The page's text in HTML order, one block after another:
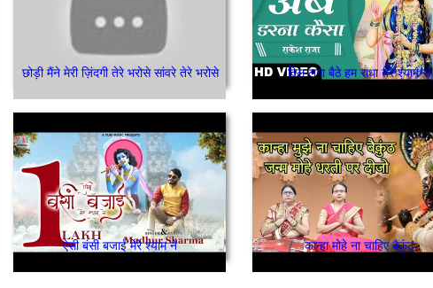
छोड़ी मैंने मेरी ज़िंदगी तेरे भरोसे सांवरे तेरे भरोसे दिल लगा बैठे हम राधा तेरे श्याम से
ऐसी बंसी बजाई मेरे श्याम ने कान्हा मोहे ना चाहिए बैकुंठ